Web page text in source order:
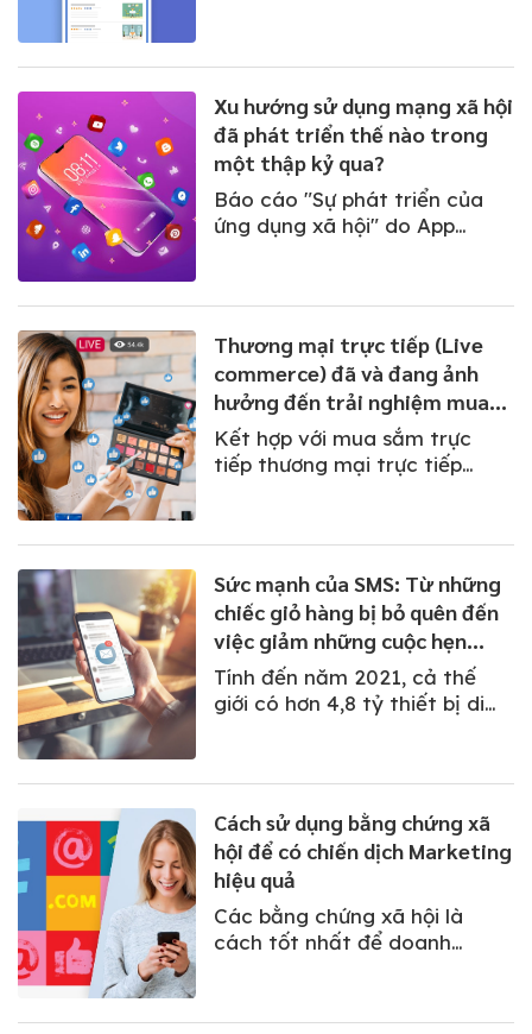
COVID diễn ra không thể dự
Xu hướng sử dụng mạng xã hội
đã phát triển thế nào trong
một thập kỷ qua?
Báo cáo "Sự phát triển của
ứng dụng xã hội" do App
các nền tảng thương mại xã
hội và sự phát triển vượt bậc
của các nền tảng như Tik Tok,
Snapchat.
Thương mại trực tiếp (Live
commerce) đã và đang ảnh
hưởng đến trải nghiệm mua
sắm của khách hàng
Kết hợp với mua sắm trực
tiếp thương mại trực tiếp
thuật số một kênh mới với
phạm vi lớn để tạo ra giá trị
vượt trội.
Sức mạnh của SMS: Từ những
chiếc giỏ hàng bị bỏ quên đến
việc giảm những cuộc hẹn
vắng mặt
Tính đến năm 2021, cả thế
giới có hơn 4,8 tỷ thiết bị di
nhắn SMS có tỷ lệ mở vượt xa
bất kỳ kênh truyền thông nào
khác (90% tin nhắn được đọc
trong 90 giây đầu tiên).
Cách sử dụng bằng chứng xã
hội để có chiến dịch Marketing
hiệu quả
Các bằng chứng xã hội là
cách tốt nhất để doanh
hiệu quả mà các trang